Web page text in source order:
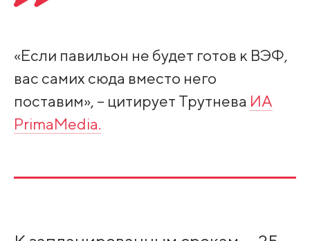
«Если павильон не будет готов к ВЭФ,
вас самих сюда вместо него
поставим», – цитирует Трутнева ИА
PrimaMedia.